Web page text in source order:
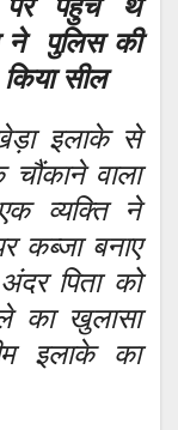
ने पुलिस की
सील
इलाके से
वाला
व्यक्ति ने
कब्जा बनाए
पिता को
का खुलासा
इलाके का